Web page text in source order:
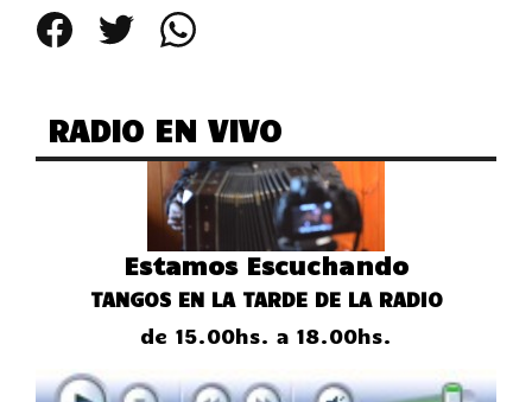
FacebookTwitterWhatsApp
RADIO EN VIVO
Estamos Escuchando
TANGOS EN LA TARDE DE LA RADIO
de 15.00hs. a 18.00hs.